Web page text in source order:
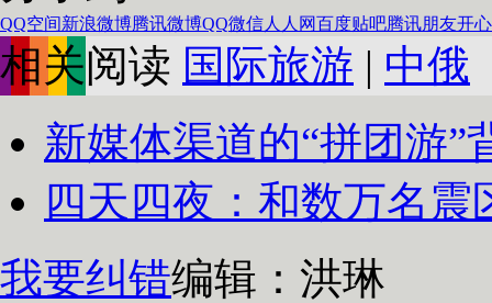
QQ空间新浪微博腾讯微博QQ微信人人网百度贴吧腾讯朋友开
相关阅读 国际旅游 | 中俄
新媒体渠道的“拼团游”
四天四夜：和数万名震
我要纠错编辑：洪琳